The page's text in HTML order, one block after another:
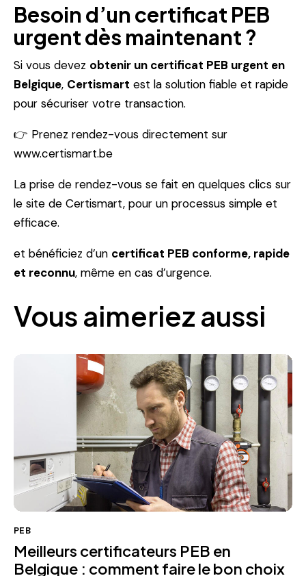
Besoin d’un certificat PEB
urgent dès maintenant ?
Si vous devez obtenir un certificat PEB urgent en
Belgique, Certismart est la solution fiable et rapide
pour sécuriser votre transaction.
👉 Prenez rendez-vous directement sur
www.certismart.be
La prise de rendez-vous se fait en quelques clics sur
le site de Certismart, pour un processus simple et
efficace.
et bénéficiez d’un certificat PEB conforme, rapide
et reconnu, même en cas d’urgence.
PEB
Meilleurs certificateurs PEB en
Belgique : comment faire le bon choix